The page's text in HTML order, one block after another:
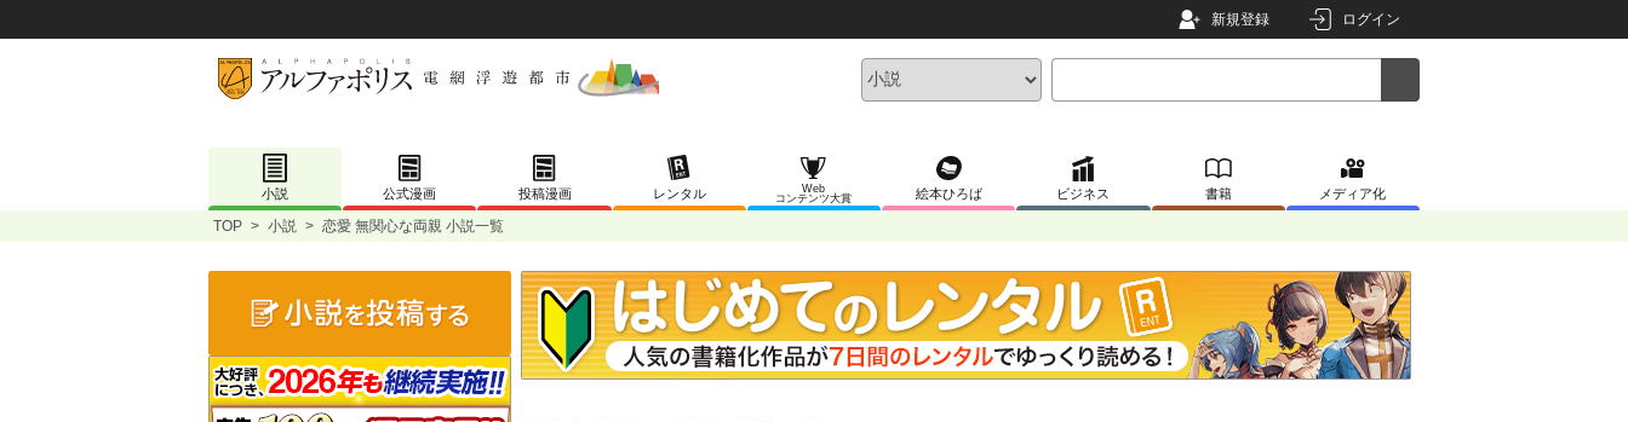
新規登録 ログイン
小説 公式漫画 投稿漫画 レンタル
Web
コンテンツ大賞
絵本ひろば ビジネス 書籍 メディア化
TOP > 小説 > 恋愛 無関心な両親 小説一覧